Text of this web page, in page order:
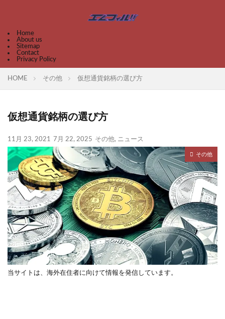
Home
About us
Sitemap
Contact
Privacy Policy
HOME その他 仮想通貨銘柄の選び方
仮想通貨銘柄の選び方
11月 23, 2021 7月 22, 2025 その他, ニュース
その他
当サイトは、海外在住者に向けて情報を発信しています。